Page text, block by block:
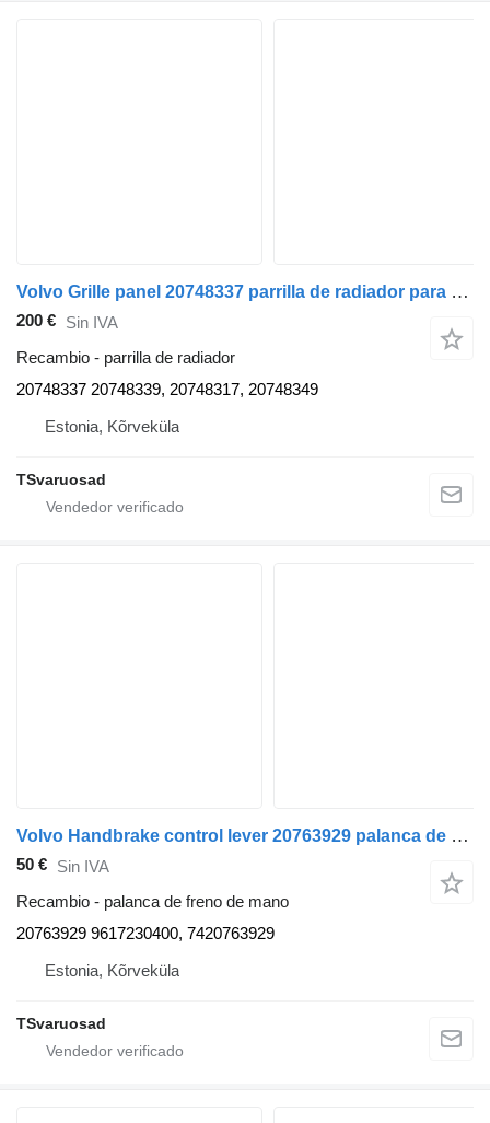
Volvo Grille panel 20748337 parrilla de radiador para Volvo FE-280 camión
200 € Sin IVA
Recambio - parrilla de radiador
20748337 20748339, 20748317, 20748349
Estonia, Kõrveküla
TSvaruosad
Volvo Handbrake control lever 20763929 palanca de freno de mano para Volvo FE-280 camión
50 € Sin IVA
Recambio - palanca de freno de mano
20763929 9617230400, 7420763929
Estonia, Kõrveküla
TSvaruosad